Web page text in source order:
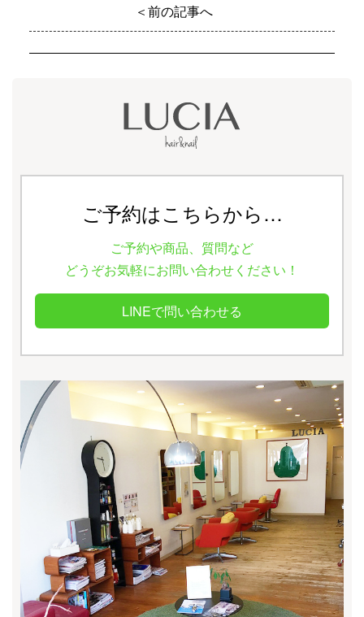
＜前の記事へ
ご予約はこちらから…
ご予約や商品、質問など
どうぞお気軽にお問い合わせください！
LINEで問い合わせる